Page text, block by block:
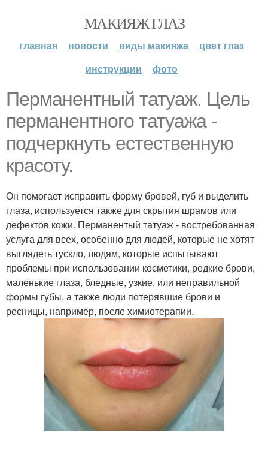
МАКИЯЖ ГЛАЗ
главная новости виды макияжа
цвет глаз
инструкции
фото
Перманентный татуаж. Цель
перманентного татуажа -
подчеркнуть естественную
красоту.
Он помогает исправить форму бровей, губ и выделить
глаза, используется также для скрытия шрамов или
дефектов кожи. Перманентый татуаж - востребованная
услуга для всех, особенно для людей, которые не хотят
выглядеть тускло, людям, которые испытывают
проблемы при использовании косметики, редкие брови,
маленькие глаза, бледные, узкие, или неправильной
формы губы, а также люди потерявшие брови и
ресницы, например, после химиотерапии.